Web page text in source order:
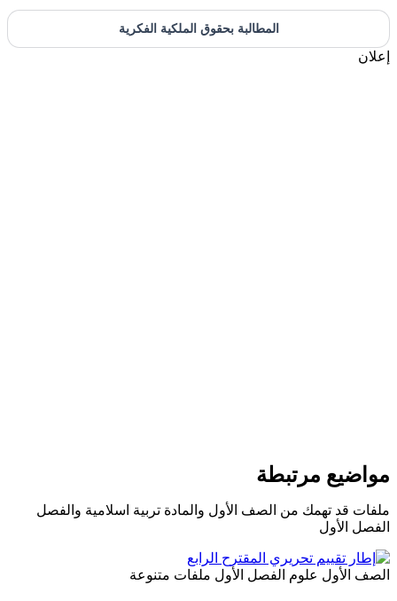
المطالبة بحقوق الملكية الفكرية
إعلان
مواضيع مرتبطة
ملفات قد تهمك من الصف الأول والمادة تربية اسلامية والفصل
الفصل الأول
الصف الأول علوم الفصل الأول ملفات متنوعة